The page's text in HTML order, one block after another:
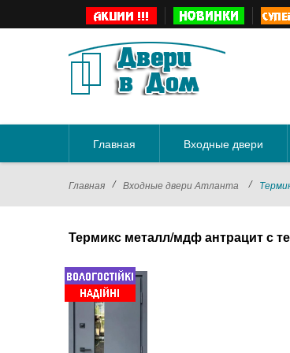
Главная Входные двери
Главная / Входные двери Атланта /
Термикс металл/мдф антрацит с